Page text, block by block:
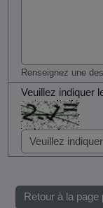
Renseignez une
Veuillez indiquer
Retour à la page